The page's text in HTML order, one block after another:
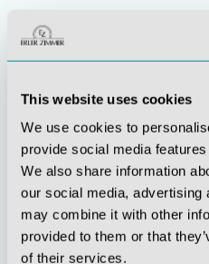
This website uses cookies
We use cookies to
provide social media
We also share information
our social media, advertising
may combine it with other
provided to them or that
of their services.
Stetige
Innovationskraft